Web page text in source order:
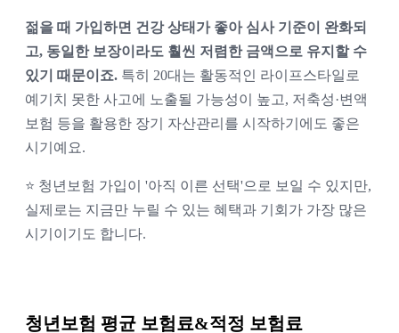
젊을 때 가입하면 건강 상태가 좋아 심사 기준이 완화되
고, 동일한 보장이라도 훨씬 저렴한 금액으로 유지할 수
있기 때문이죠. 특히 20대는 활동적인 라이프스타일로
예기치 못한 사고에 노출될 가능성이 높고, 저축성·변액
보험 등을 활용한 장기 자산관리를 시작하기에도 좋은
시기예요.
⭐ 청년보험 가입이 '아직 이른 선택'으로 보일 수 있지만,
실제로는 지금만 누릴 수 있는 혜택과 기회가 가장 많은
시기이기도 합니다.
청년보험 평균 보험료&적정 보험료